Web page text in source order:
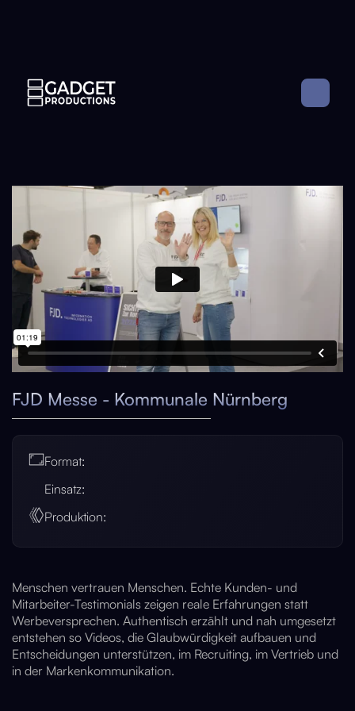
FJD Messe - Kommunale Nürnberg
Format:
Einsatz:
Produktion:
Menschen vertrauen Menschen. Echte Kunden- und
Mitarbeiter-Testimonials zeigen reale Erfahrungen statt
Werbeversprechen. Authentisch erzählt und nah umgesetzt
entstehen so Videos, die Glaubwürdigkeit aufbauen und
Entscheidungen unterstützen, im Recruiting, im Vertrieb und
in der Markenkommunikation.